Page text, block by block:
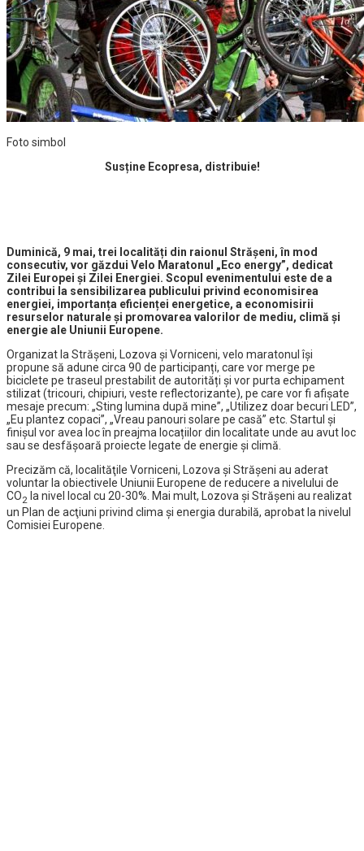
Foto simbol
Susține Ecopresa, distribuie!
Duminică, 9 mai, trei localități din raionul Strășeni, în mod
consecutiv, vor găzdui Velo Maratonul „Eco energy”, dedicat
Zilei Europei și Zilei Energiei. Scopul evenimentului este de a
contribui la sensibilizarea publicului privind economisirea
energiei, importanța eficienței energetice, a economisirii
resurselor naturale și promovarea valorilor de mediu, climă şi
energie ale Uniunii Europene.
Organizat la Strășeni, Lozova și Vorniceni, velo maratonul își
propune să adune circa 90 de participanți, care vor merge pe
biciclete pe traseul prestabilit de autorități și vor purta echipament
stilizat (tricouri, chipiuri, veste reflectorizante), pe care vor fi afișate
mesaje precum: „Sting lumina după mine”, „Utilizez doar becuri LED”,
„Eu plantez copaci”, „Vreau panouri solare pe casă” etc. Startul și
finișul vor avea loc în preajma locațiilor din localitate unde au avut loc
sau se desfășoară proiecte legate de energie și climă.
Precizăm că, localităţile Vorniceni, Lozova și Străşeni au aderat
voluntar la obiectivele Uniunii Europene de reducere a nivelului de
CO2 la nivel local cu 20-30%. Mai mult, Lozova şi Străşeni au realizat
un Plan de acţiuni privind clima şi energia durabilă, aprobat la nivelul
Comisiei Europene.